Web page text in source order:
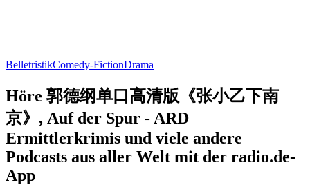
BelletristikComedy-FictionDrama
Höre 郭德纲单口高清版《张小乙下南
京》, Auf der Spur - ARD
Ermittlerkrimis und viele andere
Podcasts aus aller Welt mit der radio.de-
App